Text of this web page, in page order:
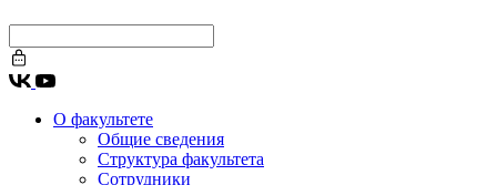
О факультете
Общие сведения
Структура факультета
Сотрудники